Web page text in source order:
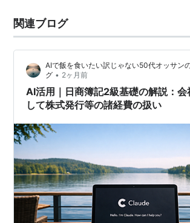
関連ブログ
AIで飯を食いたい訳じゃない50代オッサン
グ • 2ヶ月前
AI活用｜日商簿記2級基礎の解説：会
して株式発行等の諸経費の扱い